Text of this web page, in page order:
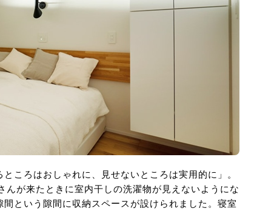
ころはおしゃれに、見せないところは実用的に」。
が来たときに室内干しの洗濯物が見えないようにな
という隙間に収納スペースが設けられました。寝室